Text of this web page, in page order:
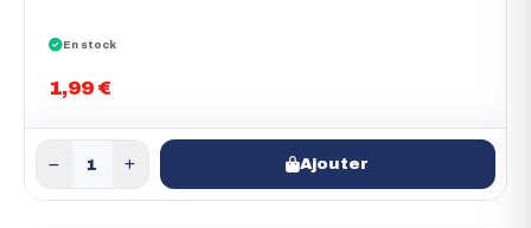
En stock
1,99 €
Ajouter